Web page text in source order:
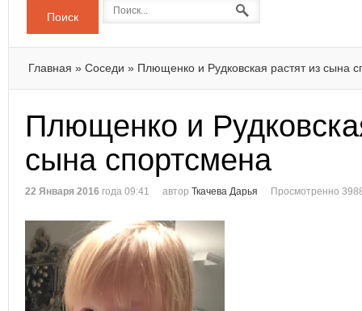
Поиск
Главная » Соседи » Плющенко и Рудковская растят из сына
Плющенко и
сына спортсмена
22 Января 2016 года 09:41 автор Ткачева Дарья Просмотренно